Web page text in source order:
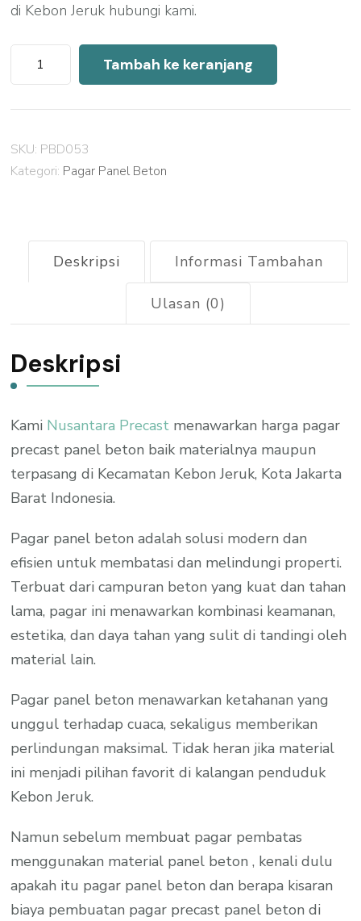
di Kebon Jeruk hubungi kami.
Kuantitas
Harga
Pagar
Beton
Kebon
Tambah ke keranjang
SKU: PBD053
Kategori: Pagar Panel Beton
Deskripsi Informasi Tambahan
Ulasan (0)
Deskripsi
Kami Nusantara Precast menawarkan harga pagar
precast panel beton baik materialnya maupun
terpasang di Kecamatan Kebon Jeruk, Kota Jakarta
Barat Indonesia.
Pagar panel beton adalah solusi modern dan
efisien untuk membatasi dan melindungi properti.
Terbuat dari campuran beton yang kuat dan tahan
lama, pagar ini menawarkan kombinasi keamanan,
estetika, dan daya tahan yang sulit di tandingi oleh
material lain.
Pagar panel beton menawarkan ketahanan yang
unggul terhadap cuaca, sekaligus memberikan
perlindungan maksimal. Tidak heran jika material
ini menjadi pilihan favorit di kalangan penduduk
Kebon Jeruk.
Namun sebelum membuat pagar pembatas
menggunakan material panel beton , kenali dulu
apakah itu pagar panel beton dan berapa kisaran
biaya pembuatan pagar precast panel beton di